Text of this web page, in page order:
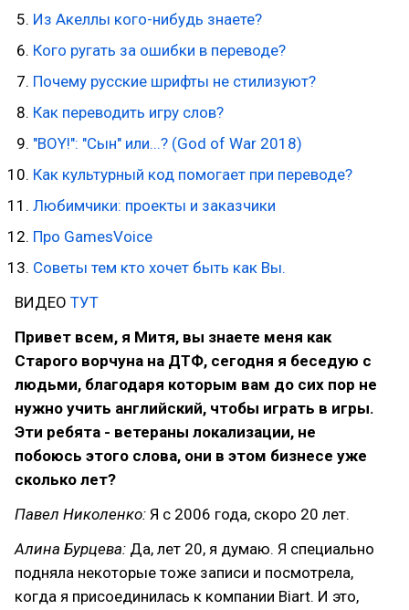
Из Акеллы кого-нибудь знаете?
Кого ругать за ошибки в переводе?
Почему русские шрифты не стилизуют?
Как переводить игру слов?
"BOY!": "Сын" или...? (God of War 2018)
Как культурный код помогает при переводе?
Любимчики: проекты и заказчики
Про GamesVoice
Cоветы тем кто хочет быть как Вы.
ВИДЕО ТУТ
Привет всем, я Митя, вы знаете меня как
Старого ворчуна на ДТФ, сегодня я беседую с
людьми, благодаря которым вам до сих пор не
нужно учить английский, чтобы играть в игры.
Эти ребята - ветераны локализации, не
побоюсь этого слова, они в этом бизнесе уже
сколько лет?
Павел Николенко: Я с 2006 года, скоро 20 лет.
Алина Бурцева: Да, лет 20, я думаю. Я специально
подняла некоторые тоже записи и посмотрела,
когда я присоединилась к компании Biart. И это,